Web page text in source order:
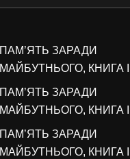
ПАМ’ЯТЬ ЗАРАДИ
МАЙБУТНЬОГО, КНИГА I
ПАМ’ЯТЬ ЗАРАДИ
МАЙБУТНЬОГО, КНИГА II
ПАМ’ЯТЬ ЗАРАДИ
МАЙБУТНЬОГО, КНИГА III